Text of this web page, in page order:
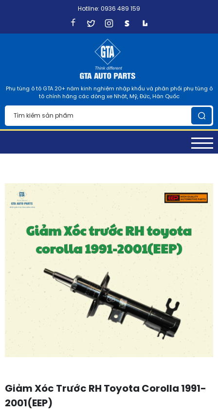
Hotline: 0936 489 159
Phụ tùng ô tô GTA 20+ năm kinh nghiệm nhập khẩu và phân phối phụ tùng ô
tô chính hãng các dòng xe Nhật, Mỹ, Đức, Hàn Quốc
Giảm Xóc Trước RH Toyota Corolla 1991-
2001(EEP)